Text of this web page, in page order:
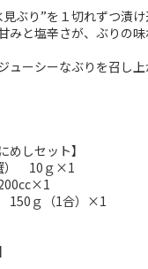
ぶり”を１切れずつ漬
みと塩辛さが、ぶりの
ューシーなぶりを召し上
めしセット】
） 10ｇ×1
150ｇ（1合）×1